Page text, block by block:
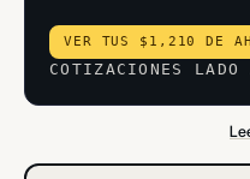
VER TUS $1,210 DE
COTIZACIONES